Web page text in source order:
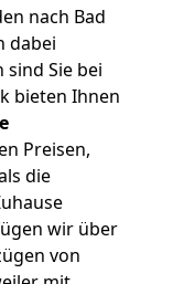
nach Bad
dabei
sind Sie bei
bieten Ihnen
Preisen,
die
wir über
von